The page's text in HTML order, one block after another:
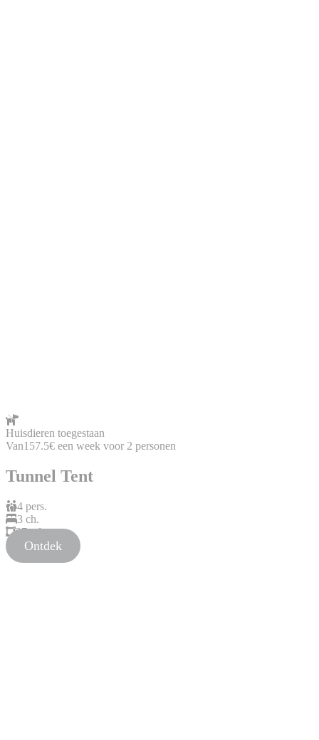
Huisdieren toegestaan
Van157.5€ een week voor 2 personen
Tunnel Tent
4 pers.
3 ch.
37 m².
Ontdek